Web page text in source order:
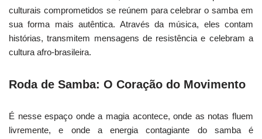
culturais comprometidos se reúnem para celebrar o samba em
sua forma mais autêntica. Através da música, eles contam
histórias, transmitem mensagens de resistência e celebram a
cultura afro-brasileira.
Roda de Samba: O Coração do Movimento
É nesse espaço onde a magia acontece, onde as notas fluem
livremente, e onde a energia contagiante do samba é